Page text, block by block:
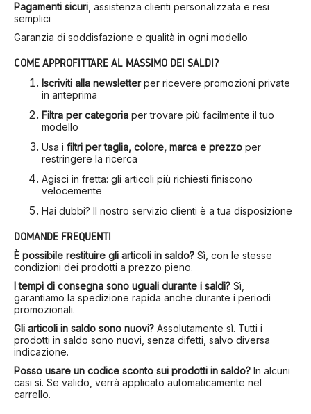
Pagamenti sicuri, assistenza clienti personalizzata e resi
semplici
Garanzia di soddisfazione e qualità in ogni modello
COME APPROFITTARE AL MASSIMO DEI SALDI?
Iscriviti alla newsletterper ricevere promozioni private
in anteprima
Filtra per categoria per trovare più facilmente il tuo
modello
Usa i filtri per taglia, colore, marca e prezzo per
restringere la ricerca
Agisci in fretta: gli articoli più richiesti finiscono
velocemente
Hai dubbi? Il nostro servizio clienti è a tua disposizione
DOMANDE FREQUENTI
È possibile restituire gli articoli in saldo? Sì, con le stesse
condizioni dei prodotti a prezzo pieno.
I tempi di consegna sono uguali durante i saldi? Sì,
garantiamo la spedizione rapida anche durante i periodi
promozionali.
Gli articoli in saldo sono nuovi? Assolutamente sì. Tutti i
prodotti in saldo sono nuovi, senza difetti, salvo diversa
indicazione.
Posso usare un codice sconto sui prodotti in saldo? In alcuni
casi sì. Se valido, verrà applicato automaticamente nel
carrello.